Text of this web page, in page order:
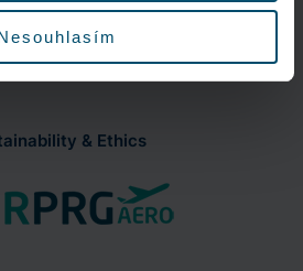
& Ethics